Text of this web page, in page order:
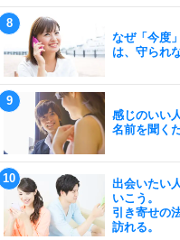
なぜ「今度
は、守られ
感じのいい
名前を聞く
出会いたい
いこう。
引き寄せの
訪れる。